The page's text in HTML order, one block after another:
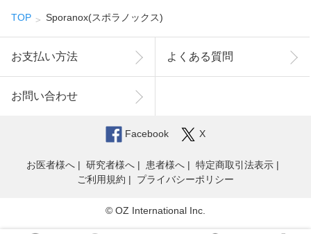
TOP Sporanox(スポラノックス)
お支払い方法 よくある質問
お問い合わせ
Facebook X
お医者様へ 研究者様へ 患者様へ
特定商取引法表示
ご利用規約
プライバシーポリシー
© OZ International Inc.